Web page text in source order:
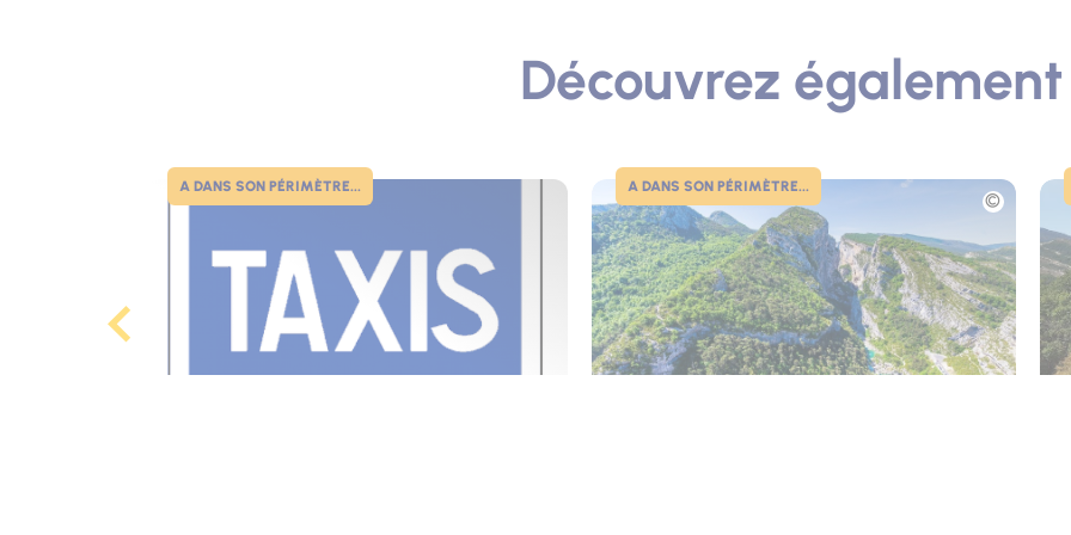
Découvrez également
PhotoA DANS SON PÉRIMÈTRE... PhotoA DANS SON PÉRIMÈTRE...